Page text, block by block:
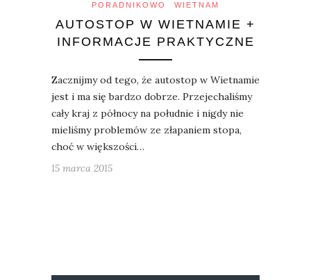
PORADNIKOWO
WIETNAM
AUTOSTOP W WIETNAMIE +
INFORMACJE PRAKTYCZNE
Zacznijmy od tego, że autostop w Wietnamie
jest i ma się bardzo dobrze. Przejechaliśmy
cały kraj z północy na południe i nigdy nie
mieliśmy problemów ze złapaniem stopa,
choć w większości…
15 marca 2015